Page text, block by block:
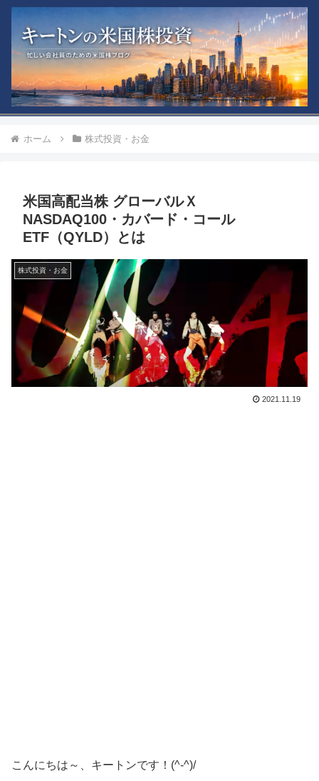
ホーム 株式投資・お金
米国高配当株 グローバルＸ
NASDAQ100・カバード・コール
ETF（QYLD）とは
株式投資・お金
2021.11.19
こんにちは～、キートンです！(^-^)/